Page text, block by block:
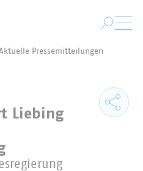
Pressemitteilungen
Liebing